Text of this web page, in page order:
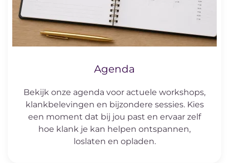
Agenda
Bekijk onze agenda voor actuele workshops,
klankbelevingen en bijzondere sessies. Kies
een moment dat bij jou past en ervaar zelf
hoe klank je kan helpen ontspannen,
loslaten en opladen.